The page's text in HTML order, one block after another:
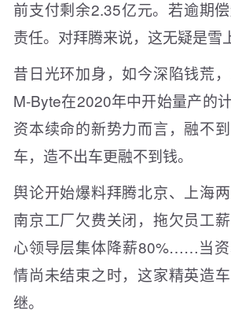
前支付剩余2.35亿元。若逾期
责任。对拜腾来说，这无疑是雪
昔日光环加身，如今深陷钱荒
M-Byte在2020年中开始量产的
资本续命的新势力而言，融不
车，造不出车更融不到钱。
舆论开始爆料拜腾北京、上海两
南京工厂欠费关闭，拖欠员工
心领导层集体降薪80%……当
情尚未结束之时，这家精英造
继。